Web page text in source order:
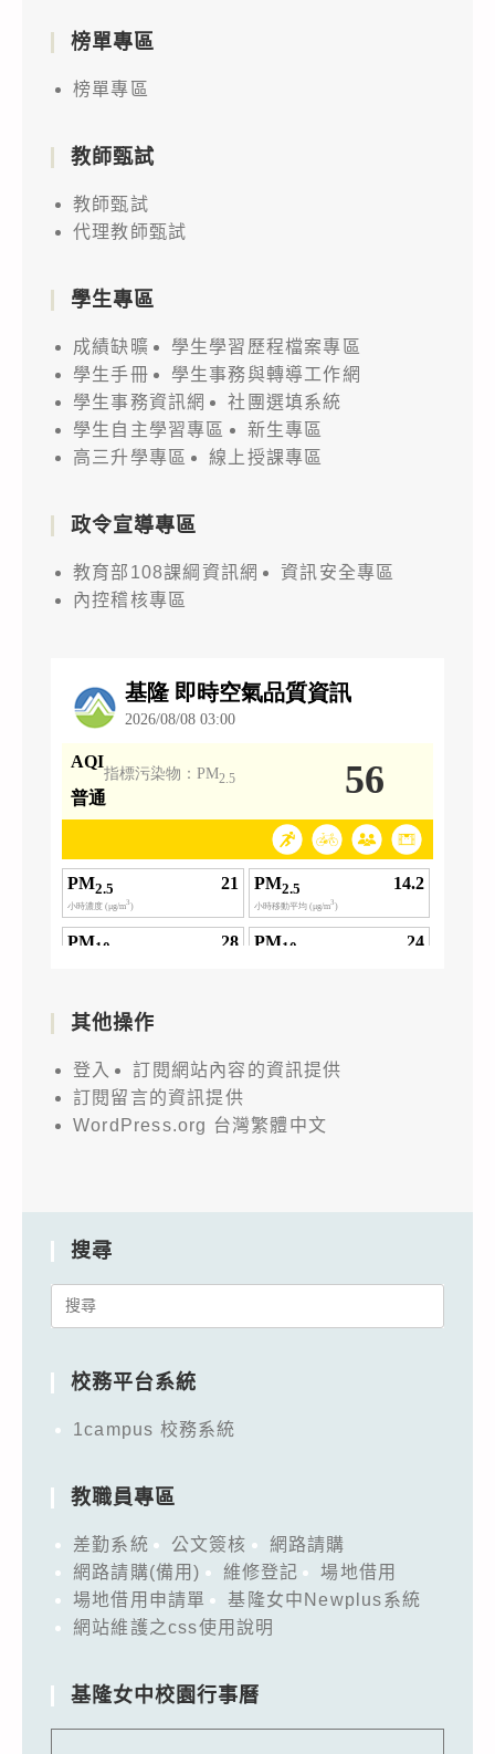
榜單專區
榜單專區
教師甄試
教師甄試
代理教師甄試
學生專區
成績缺曠
學生學習歷程檔案專區
學生手冊
學生事務與轉導工作網
學生事務資訊網
社團選填系統
學生自主學習專區
新生專區
高三升學專區
線上授課專區
政令宣導專區
教育部108課綱資訊網
資訊安全專區
內控稽核專區
其他操作
登入
訂閱網站內容的資訊提供
訂閱留言的資訊提供
WordPress.org 台灣繁體中文
搜尋
Search
校務平台系統
1campus 校務系統
教職員專區
差勤系統 公文簽核
網路請購
網路請購(備用)
維修登記
場地借用
場地借用申請單
基隆女中Newplus系統
網站維護之css使用說明
基隆女中校園行事曆